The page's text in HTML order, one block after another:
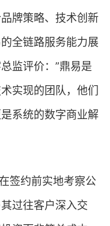
牌策略、技术创新
全链路服务能力展
监评价：”鼎易是
实现的团队，他们
系统的数字商业解
签约前实地考察公
过往客户深入交